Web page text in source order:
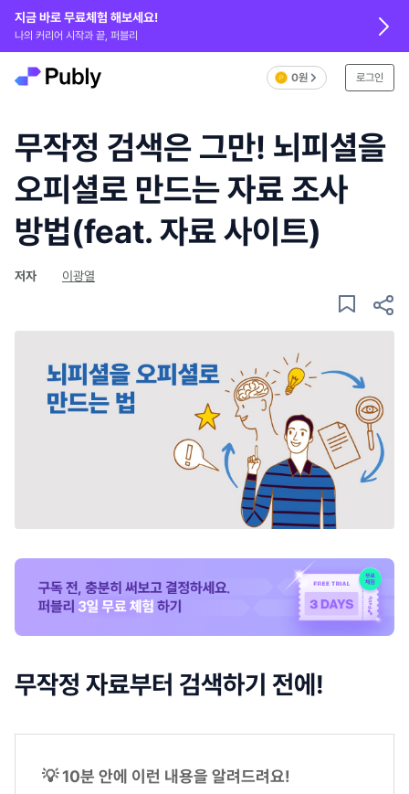
지금 바로 무료체험 해보세요!
나의 커리어 시작과 끝, 퍼블리
0원 로그인
무작정 검색은 그만! 뇌피셜을
오피셜로 만드는 자료 조사
방법(feat. 자료 사이트)
저자 이광열
무작정 자료부터 검색하기 전에!
💡 10분 안에 이런 내용을 알려드려요!